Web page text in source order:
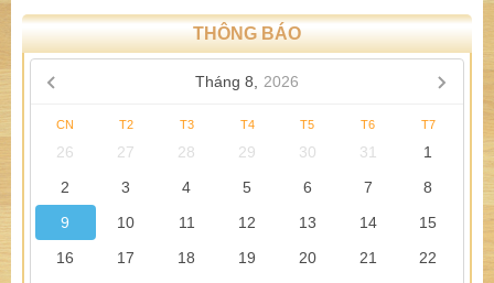
THÔNG BÁO
Tháng 8, 2026
CN T2 T3 T4 T5 T6 T7
26 27 28 29 30 31
1
2
3 4 5 6 7
8
9
10 11 12 13 14
15
16
17 18 19 20 21
22